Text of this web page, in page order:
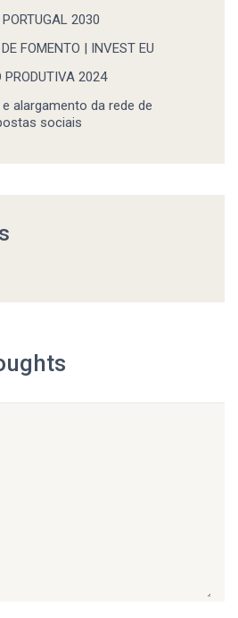
2030
FOMENTO | INVEST EU
PRODUTIVA 2024
alargamento da rede de
sociais